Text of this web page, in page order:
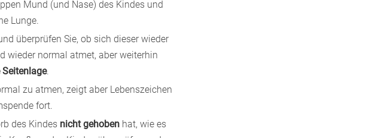
Mund (und Nase) des Kindes und
Lunge.
überprüfen Sie, ob sich dieser wieder
wieder normal atmet, aber weiterhin
.
zu atmen, zeigt aber Lebenszeichen
fort.
des Kindes nicht gehobenhat, wie es